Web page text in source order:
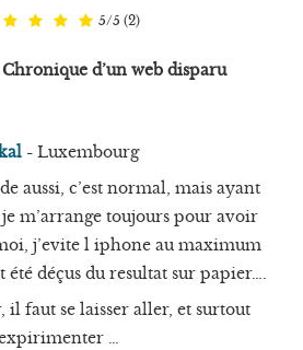
5/5 (2)
Chronique d’un web disparu
- Luxembourg
aussi, c’est normal, mais ayant
m’arrange toujours pour avoir
j’evite l iphone au maximum
été déçus du resultat sur papier….
il faut se laisser aller, et surtout
…